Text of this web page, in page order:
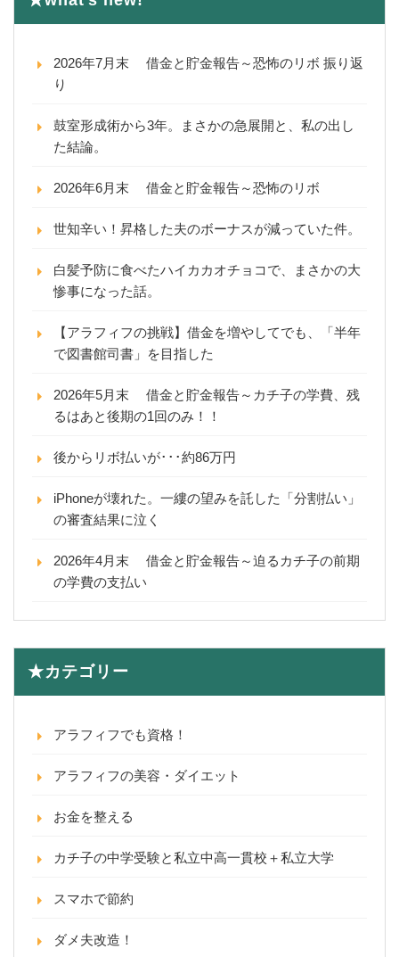
2026年7月末 借金と貯金報告～恐怖のリボ 振り返
り
鼓室形成術から3年。まさかの急展開と、私の出し
た結論。
2026年6月末 借金と貯金報告～恐怖のリボ
世知辛い！昇格した夫のボーナスが減っていた件。
白髪予防に食べたハイカカオチョコで、まさかの大
惨事になった話。
【アラフィフの挑戦】借金を増やしてでも、「半年
で図書館司書」を目指した
2026年5月末 借金と貯金報告～カチ子の学費、残
るはあと後期の1回のみ！！
後からリボ払いが･･･約86万円
iPhoneが壊れた。一縷の望みを託した「分割払い」
の審査結果に泣く
2026年4月末 借金と貯金報告～迫るカチ子の前期
の学費の支払い
★カテゴリー
アラフィフでも資格！
アラフィフの美容・ダイエット
お金を整える
カチ子の中学受験と私立中高一貫校＋私立大学
スマホで節約
ダメ夫改造！